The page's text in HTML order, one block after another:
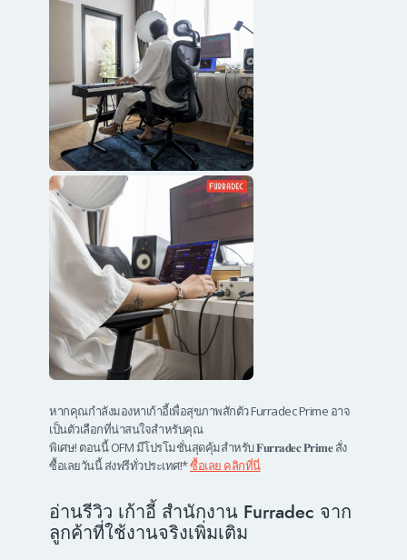
หากคุณกำลังมองหาเก้าอี้เพื่อสุขภาพสักตัว Furradec Prime อาจ
เป็นตัวเลือกที่น่าสนใจสำหรับคุณ
พิเศษ! ตอนนี้ OFM มีโปรโมชั่นสุดคุ้มสำหรับ 𝐅𝐮𝐫𝐫𝐚𝐝𝐞𝐜 𝐏𝐫𝐢𝐦𝐞 สั่ง
ซื้อเลยวันนี้ ส่งฟรีทั่วประเทศ!*ซื้อเลย คลิกที่นี่
อ่านรีวิว เก้าอี้ สำนักงาน Furradec จาก
ลูกค้าที่ใช้งานจริงเพิ่มเติม